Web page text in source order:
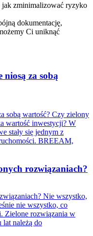
jak zminimalizować ryzyko
dokumentację,
Ci uniknąć
niosą za sobą
sobą wartość? Czy zielony
wartość inwestycji? W
stały się jednym z
BREEAM,
rozwiązaniach?
Nie wszystko,
nie wszystko, co
Zielone rozwiązania w
należą do